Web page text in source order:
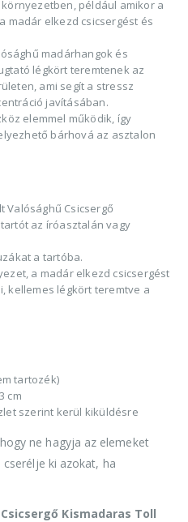
például amikor a
madár elkezd csicsergést és
madárhangok és
légkört teremtenek az
ami segít a stressz
javításában.
elemmel működik, így
bárhová az asztalon
Valósághű Csicsergő
az íróasztalán vagy
a tartóba.
a madár elkezd csicsergést
kellemes légkört teremtve a
tartozék)
cm
szerint kerül kiküldésre
ne hagyja az elemeket
cserélje ki azokat, ha
Kismadaras Toll